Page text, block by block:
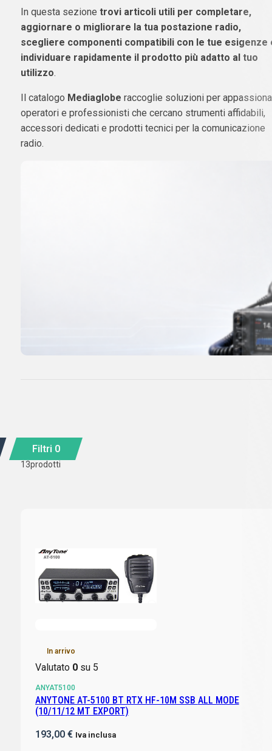
In questa sezione trovi articoli utili per completare,
aggiornare o migliorare la tua postazione radio,
scegliere componenti compatibili con le tue esigenze
individuare rapidamente il prodotto più adatto al tuo
utilizzo.
Il catalogo Mediaglobe raccoglie soluzioni per
operatori e professionisti che cercano strumenti affidabili,
accessori dedicati e prodotti tecnici per la comunicazione
radio.
Filtri 0
13prodotti
In arrivo
Valutato 0su 5
ANYAT5100
ANYTONE AT-5100 BT RTX HF-10M SSB ALL MODE
(10/11/12 MT EXPORT)
193,00 € Iva inclusa